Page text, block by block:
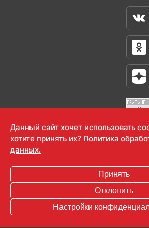
OOO "Радио-Любовь" 2000-2026
Информация для правообладателей
Данный сайт хочет использовать
хотите принять их? Политика
данных.
Принять
Отклонить
Настройки